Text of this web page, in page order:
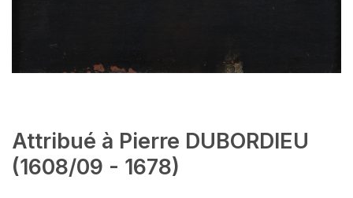
Attribué à Pierre DUBORDIEU
(1608/09 - 1678)